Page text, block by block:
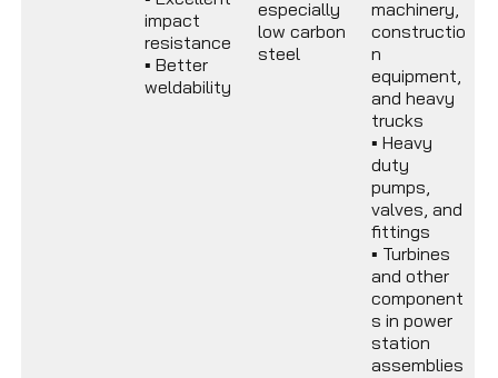
impact
resistance
▪ Better
weldability
especially
low carbon
steel
machinery,
constructio
n
equipment,
and heavy
trucks
▪ Heavy
duty
pumps,
valves, and
fittings
▪ Turbines
and other
component
s in power
station
assemblies